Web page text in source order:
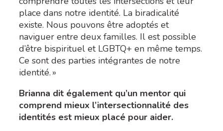
place dans notre identité. La biradicalité
existe. Nous pouvons être adoptés et
naviguer entre deux familles. Il est possible
d’être bispirituel et LGBTQ+ en même temps.
Ce sont des parties intégrantes de notre
identité. »
Brianna dit également qu’un mentor qui
comprend mieux l’intersectionnalité des
identités est mieux placé pour aider.